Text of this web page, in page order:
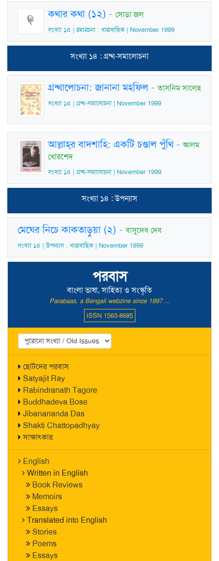
পরবাস
বাংলা ভাষা, সাহিত্য ও সংস্কৃতি
Parabaas, a Bengali webzine since 1997 ...
ISSN 1563-8685
ছোটদের পরবাস
Satyajit Ray
Rabindranath Tagore
Buddhadeva Bose
Jibanananda Das
Shakti Chattopadhyay
সাক্ষাৎকার
English
Written in English
Book Reviews
Memoirs
Essays
Translated into English
Stories
Poems
Essays
কথার কথা (১২) - সোডা জল
সংখ্যা ১৪ | রম্যরচনা : ধারাবাহিক | November 1999
সংখ্যা ১৪ : গ্রন্থ-সমালোচনা
গ্রন্থালোচনা: জানানা মহফিল-তাসনিম সালেহ
সংখ্যা ১৪ | গ্রন্থ-সমালোচনা | November 1999
আল্লাহ্‌র বাদশাহি: একটি চণ্ডাল পুঁথি-আলম
খোরশেদ
সংখ্যা ১৪ | গ্রন্থ-সমালোচনা | November 1999
সংখ্যা ১৪ : উপন্যাস
মেঘের নিচে কাকতাড়ুয়া (২) -বাসুদেব দেব
সংখ্যা ১৪ | উপন্যাস : ধারাবাহিক | November 1999